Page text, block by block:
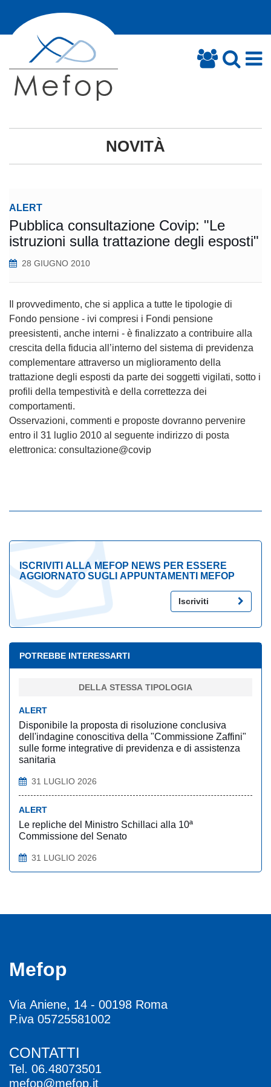
NOVITÀ
ALERT
Pubblica consultazione Covip: "Le
istruzioni sulla trattazione degli esposti"
28 GIUGNO 2010
Il provvedimento, che si applica a tutte le tipologie di
Fondo pensione - ivi compresi i Fondi pensione
preesistenti, anche interni - è finalizzato a contribuire alla
crescita della fiducia all’interno del sistema di previdenza
complementare attraverso un miglioramento della
trattazione degli esposti da parte dei soggetti vigilati, sotto i
profili della tempestività e della correttezza dei
comportamenti.
Osservazioni, commenti e proposte dovranno pervenire
entro il 31 luglio 2010 al seguente indirizzo di posta
elettronica: consultazione@covip
ISCRIVITI ALLA MEFOP NEWS PER ESSERE
AGGIORNATO SUGLI APPUNTAMENTI MEFOP
Iscriviti
POTREBBE INTERESSARTI
DELLA STESSA TIPOLOGIA
ALERT
Disponibile la proposta di risoluzione conclusiva
dell'indagine conoscitiva della "Commissione Zaffini"
sulle forme integrative di previdenza e di assistenza
sanitaria
31 LUGLIO 2026
ALERT
Le repliche del Ministro Schillaci alla 10ª
Commissione del Senato
31 LUGLIO 2026
Mefop
Via Aniene, 14 - 00198 Roma
P.iva 05725581002
CONTATTI
Tel. 06.48073501
mefop@mefop.it